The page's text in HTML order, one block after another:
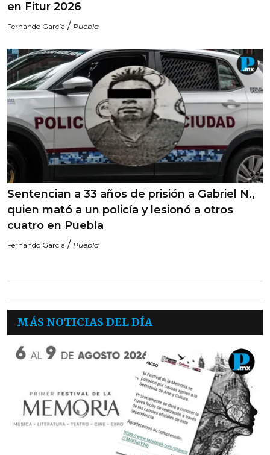
en Fitur 2026
Fernando García / Puebla
Sentencian a 33 años de prisión a Gabriel N.,
quien mató a un policía y lesionó a otros
cuatro en Puebla
Fernando García / Puebla
MÁS NOTICIAS DEL DÍA